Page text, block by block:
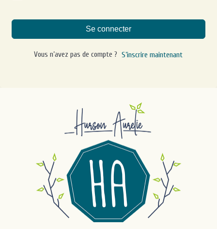
Se connecter
Vous n’avez pas de compte ? S’inscrire maintenant